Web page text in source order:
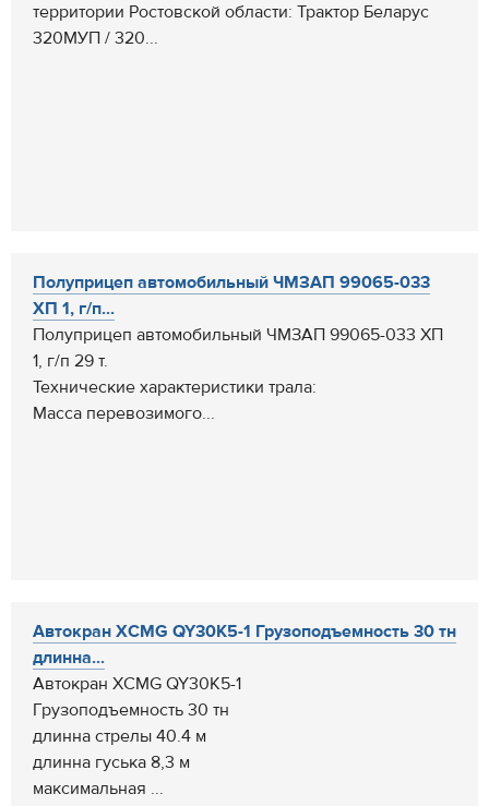
территории Ростовской области: Трактор Беларус
320МУП / 320...
Полуприцеп автомобильный ЧМЗАП 99065-033
ХП 1, г/п...
Полуприцеп автомобильный ЧМЗАП 99065-033 ХП
1, г/п 29 т.
Технические характеристики трала:
Масса перевозимого...
Автокран XCMG QY30K5-1 Грузоподъемность 30 тн
длинна...
Автокран XCMG QY30K5-1
Грузоподъемность 30 тн
длинна стрелы 40.4 м
длинна гуська 8,3 м
максимальная ...